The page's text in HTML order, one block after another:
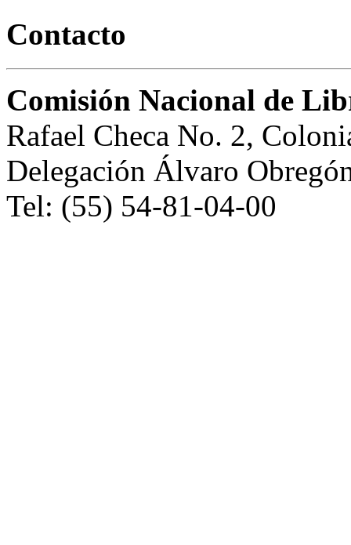
Contacto
Comisión Nacional de
Rafael Checa No. 2,
Delegación Álvaro
Tel: (55) 54-81-04-00